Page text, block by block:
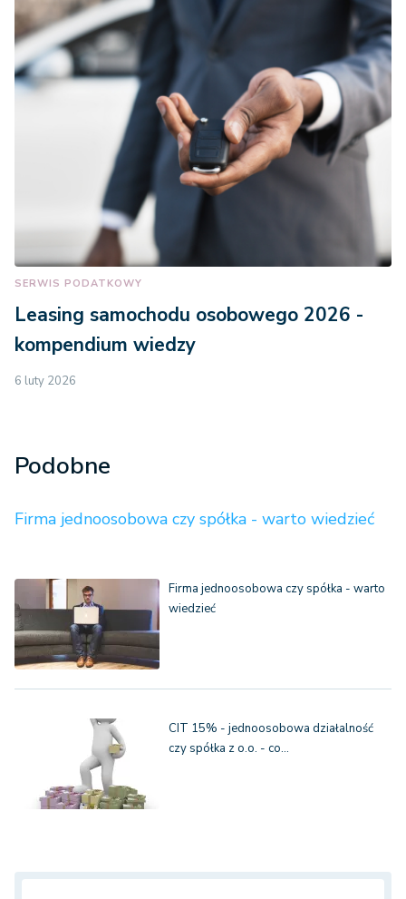
SERWIS PODATKOWY
Leasing samochodu osobowego 2026 -
kompendium wiedzy
6 luty 2026
Podobne
Firma jednoosobowa czy spółka - warto wiedzieć
Firma jednoosobowa czy spółka - warto
wiedzieć
CIT 15% - jednoosobowa działalność
czy spółka z o.o. - co…